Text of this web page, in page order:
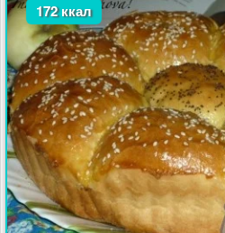
172 ккал